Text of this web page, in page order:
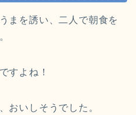
まを誘い、二人で朝食を
すよね！
おいしそうでした。